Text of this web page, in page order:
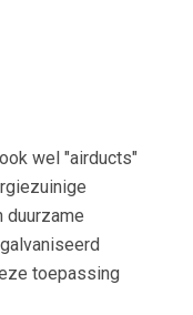
wel "airducts"
duurzame
toepassing